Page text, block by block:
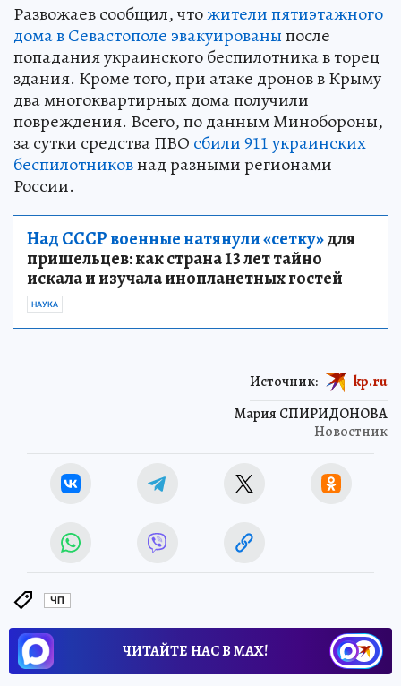
Развожаев сообщил, чтожители пятиэтажного
дома в Севастополе эвакуированыпосле
попадания украинского беспилотника в торец
здания. Кроме того, при атаке дронов в Крыму
два многоквартирных дома получили
повреждения. Всего, по данным Минобороны,
за сутки средства ПВО сбили 911 украинских
беспилотниковнад разными регионами
России.
Над СССР военные натянули «сетку»для
пришельцев: как страна 13 лет тайно
искала и изучала инопланетных гостей
НАУКА
Мария СПИРИДОНОВА
Новостник
Источник: kp.ru
ЧП
ЧИТАЙТЕ НАС В МАХ!